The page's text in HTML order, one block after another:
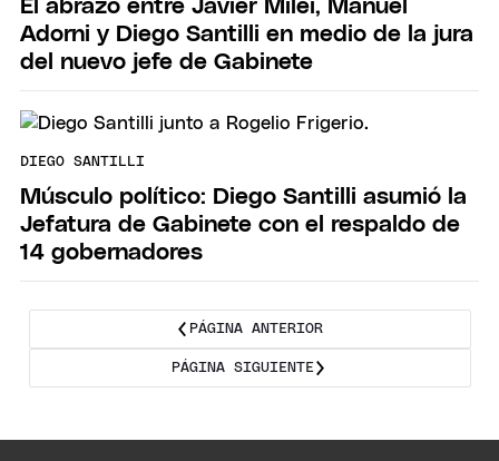
El abrazo entre Javier Milei, Manuel
Adorni y Diego Santilli en medio de la jura
del nuevo jefe de Gabinete
DIEGO SANTILLI
Músculo político: Diego Santilli asumió la
Jefatura de Gabinete con el respaldo de
14 gobernadores
PÁGINA ANTERIOR
PÁGINA SIGUIENTE